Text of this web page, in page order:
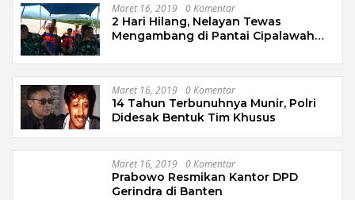
Maret 16, 2019 0 Komentar
2 Hari Hilang, Nelayan Tewas
Mengambang di Pantai Cipalawah
Maret 16, 2019 0 Komentar
14 Tahun Terbunuhnya Munir, Polri
Didesak Bentuk Tim Khusus
Maret 16, 2019 0 Komentar
Prabowo Resmikan Kantor DPD
Gerindra di Banten